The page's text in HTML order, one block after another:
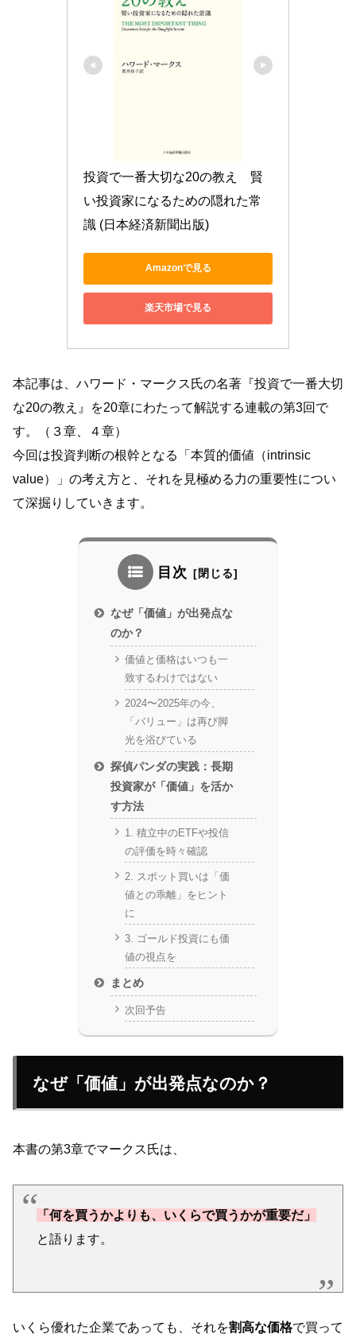
投資で一番大切な20の教え　賢
い投資家になるための隠れた常
識 (日本経済新聞出版)
Amazonで見る
楽天市場で見る
本記事は、ハワード・マークス氏の名著『投資で一番大切
な20の教え』を20章にわたって解説する連載の第3回で
す。（３章、４章）
今回は投資判断の根幹となる「本質的価値（intrinsic
value）」の考え方と、それを見極める力の重要性につい
て深掘りしていきます。
目次
なぜ「価値」が出発点な
のか？
価値と価格はいつも一
致するわけではない
2024〜2025年の今、
「バリュー」は再び脚
光を浴びている
探偵パンダの実践：長期
投資家が「価値」を活か
す方法
1. 積立中のETFや投信
の評価を時々確認
2. スポット買いは「価
値との乖離」をヒント
に
3. ゴールド投資にも価
値の視点を
まとめ
次回予告
なぜ「価値」が出発点なのか？
本書の第3章でマークス氏は、
「何を買うかよりも、いくらで買うかが重要だ」
と語ります。
いくら優れた企業であっても、それを割高な価格で買って